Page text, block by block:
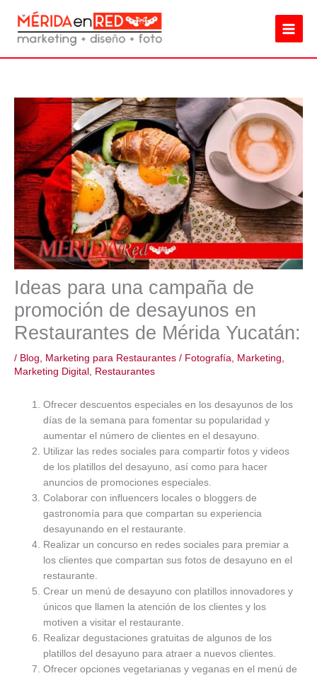
contenido
Ideas para una campaña de
promoción de desayunos en
Restaurantes de Mérida Yucatán:
/ Blog Marketing para Restaurantes / Fotografía Marketing
Marketing Digital Restaurantes
Ofrecer descuentos especiales en los desayunos de los
días de la semana para fomentar su popularidad y
aumentar el número de clientes en el desayuno.
Utilizar las redes sociales para compartir fotos y videos
de los platillos del desayuno, así como para hacer
anuncios de promociones especiales.
Colaborar con influencers locales o bloggers de
gastronomía para que compartan su experiencia
desayunando en el restaurante.
Realizar un concurso en redes sociales para premiar a
los clientes que compartan sus fotos de desayuno en el
restaurante.
Crear un menú de desayuno con platillos innovadores y
únicos que llamen la atención de los clientes y los
motiven a visitar el restaurante.
Realizar degustaciones gratuitas de algunos de los
platillos del desayuno para atraer a nuevos clientes.
Ofrecer opciones vegetarianas y veganas en el menú de